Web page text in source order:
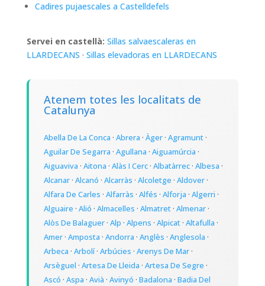
Cadires pujaescales a Castelldefels
Servei en castellà: Sillas salvaescaleras en
LLARDECANS · Sillas elevadoras en LLARDECANS
Atenem totes les localitats de
Catalunya
Abella De La Conca · Abrera · Àger· Agramunt·
Aguilar De Segarra · Agullana · Aiguamúrcia ·
Aiguaviva · Aitona · Alàs I Cerc· Albatàrrec· Albesa ·
Alcanar· Alcanó · Alcarràs · Alcoletge · Aldover·
Alfara De Carles · Alfarràs · Alfés · Alforja · Algerri ·
Alguaire · Alió · Almacelles · Almatret· Almenar·
Alòs De Balaguer· Alp · Alpens · Alpicat· Altafulla ·
Amer· Amposta · Andorra · Anglès · Anglesola ·
Arbeca · Arbolí· Arbúcies · Arenys De Mar·
Arsèguel · Artesa De Lleida · Artesa De Segre ·
Ascó · Aspa · Avià · Avinyó · Badalona · Badia Del